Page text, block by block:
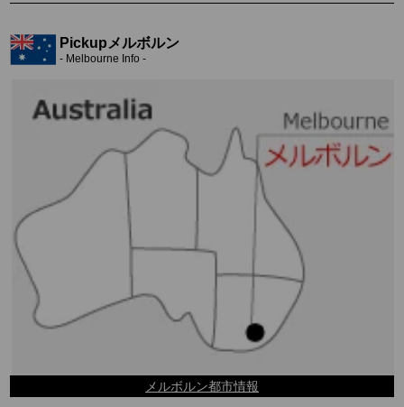
Pickupメルボルン
- Melbourne Info -
メルボルン都市情報